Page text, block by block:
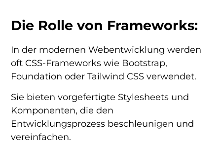
Die Rolle von Frameworks:
In der modernen Webentwicklung werden
oft CSS-Frameworks wie Bootstrap,
Foundation oder Tailwind CSS verwendet.
Sie bieten vorgefertigte Stylesheets und
Komponenten, die den
Entwicklungsprozess beschleunigen und
vereinfachen.